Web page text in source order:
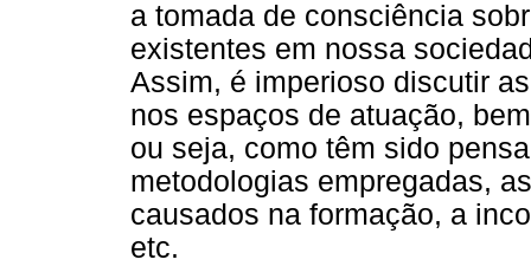
a tomada de consciência
existentes em nossa
Assim, é imperioso discutir
nos espaços de atuação,
ou seja, como têm sido
metodologias empregadas,
causados na formação, a
etc.